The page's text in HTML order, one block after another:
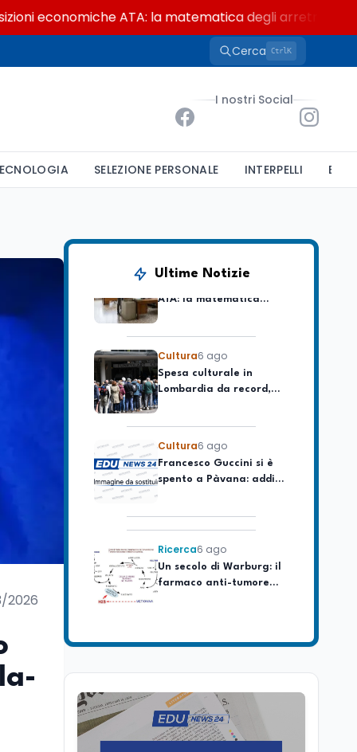
economiche ATA: la matematica degli arretrati fino a
Cerca CtrlK
I nostri Social
SELEZIONE PERSONALE INTERPELLI
2026
Ultime Notizie
Ricerca6 ago
farmaco anti-tumore
che accende la glicolisi
Ricerca6 ago
Il rivelatore che 'vede' i
reattori spenti
Scuola6 ago
ATA: la matematica
Cultura6 ago
Spesa culturale in
Lombardia da record,
ma la voragine Nord-
Cultura6 ago
Francesco Guccini si è
spento a Pàvana: addio
al Maestrone
Ricerca6 ago
Un secolo di Warburg: il
farmaco anti-tumore
che accende la glicolisi
Scuola 6 ago
Posizioni economiche
ATA: la matematica